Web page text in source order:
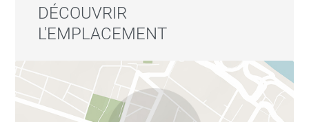
DÉCOUVRIR
L'EMPLACEMENT